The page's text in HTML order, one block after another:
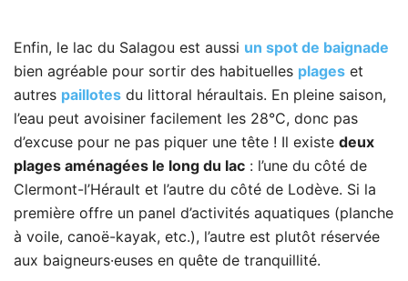
Enfin, le lac du Salagou est aussi un spot de baignade
bien agréable pour sortir des habituelles plages et
autres paillotes du littoral héraultais. En pleine saison,
l’eau peut avoisiner facilement les 28°C, donc pas
d’excuse pour ne pas piquer une tête ! Il existe deux
plages aménagées le long du lac : l’une du côté de
Clermont-l’Hérault et l’autre du côté de Lodève. Si la
première offre un panel d’activités aquatiques (planche
à voile, canoë-kayak, etc.), l’autre est plutôt réservée
aux baigneurs·euses en quête de tranquillité.